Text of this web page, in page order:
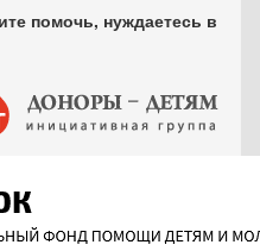
помочь, нуждаетесь в